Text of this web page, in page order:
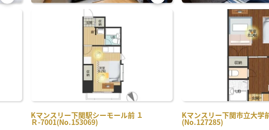
お気
Kマンスリー下関駅シーモール前 １
Ｒ-7001(No.153069)
お気
Kマンスリー下関市立大学
(No.127285)